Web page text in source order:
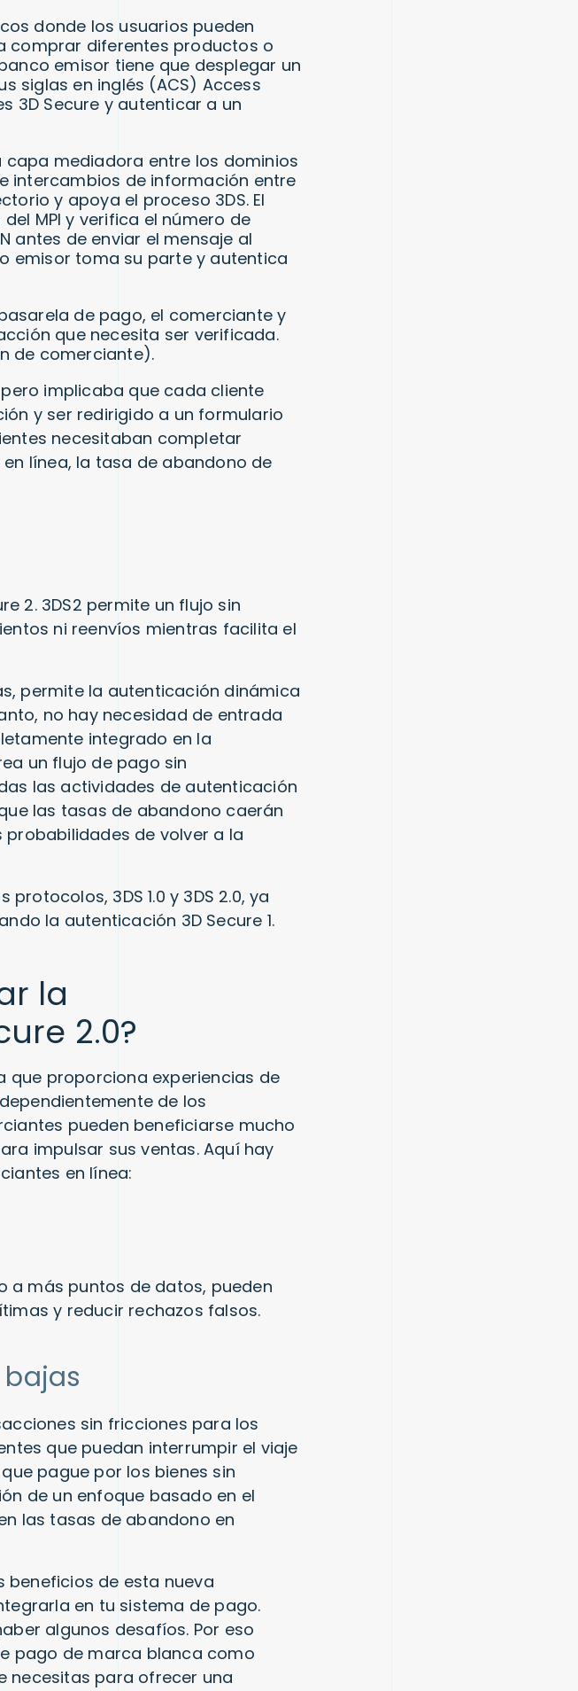
donde los usuarios pueden
comprar diferentes productos o
emisor tiene que desplegar un
siglas en inglés (ACS) Access
3D Secure y autenticar a un
capa mediadora entre los dominios
intercambios de información entre
y apoya el proceso 3DS. El
MPI y verifica el número de
antes de enviar el mensaje al
emisor toma su parte y autentica
de pago, el comerciante y
que necesita ser verificada.
de comerciante).
implicaba que cada cliente
y ser redirigido a un formulario
necesitaban completar
línea, la tasa de abandono de
2. 3DS2 permite un flujo sin
ni reenvíos mientras facilita el
permite la autenticación dinámica
no hay necesidad de entrada
integrado en la
un flujo de pago sin
las actividades de autenticación
las tasas de abandono caerán
de volver a la
3DS 1.0 y 3DS 2.0, ya
la autenticación 3D Secure 1.
la
2.0?
que proporciona experiencias de
de los
pueden beneficiarse mucho
impulsar sus ventas. Aquí hay
en línea:
a más puntos de datos, pueden
y reducir rechazos falsos.
sin fricciones para los
que puedan interrumpir el viaje
pague por los bienes sin
de un enfoque basado en el
las tasas de abandono en
beneficios de esta nueva
en tu sistema de pago.
algunos desafíos. Por eso
pago de marca blanca como
necesitas para ofrecer una